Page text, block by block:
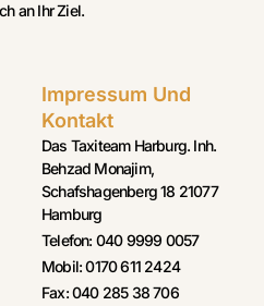
an Ihr Ziel.
Impressum Und
Kontakt
Das Taxiteam Harburg. Inh.
Behzad Monajim,
Schafshagenberg 18 21077
Hamburg
Telefon: 040 9999 0057
Mobil: 0170 611 2424
Fax: 040 285 38 706